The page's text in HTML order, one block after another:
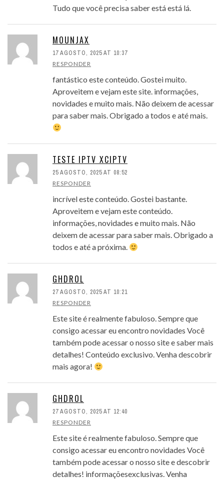
Tudo que você precisa saber está está lá.
MOUNJAX
17 AGOSTO, 2025 AT 10:37
RESPONDER
fantástico este conteúdo. Gostei muito.
Aproveitem e vejam este site. informações,
novidades e muito mais. Não deixem de acessar
para saber mais. Obrigado a todos e até mais.
TESTE IPTV XCIPTV
25 AGOSTO, 2025 AT 08:52
RESPONDER
incrível este conteúdo. Gostei bastante.
Aproveitem e vejam este conteúdo.
informações, novidades e muito mais. Não
deixem de acessar para saber mais. Obrigado a
todos e até a próxima.
GHDROL
27 AGOSTO, 2025 AT 10:21
RESPONDER
Este site é realmente fabuloso. Sempre que
consigo acessar eu encontro novidades Você
também pode acessar o nosso site e saber mais
detalhes! Conteúdo exclusivo. Venha descobrir
mais agora!
GHDROL
27 AGOSTO, 2025 AT 12:40
RESPONDER
Este site é realmente fabuloso. Sempre que
consigo acessar eu encontro novidades Você
também pode acessar o nosso site e descobrir
detalhes! informaçõesexclusivas. Venha